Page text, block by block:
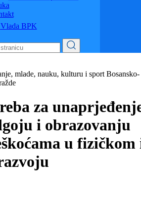
Zakoni i propisi
Budžet
Zaštita ličnih podataka
Vlada BPK
mlade, nauku, kulturu i sport Bosansko-
za
i obrazovanju
u fizičkom